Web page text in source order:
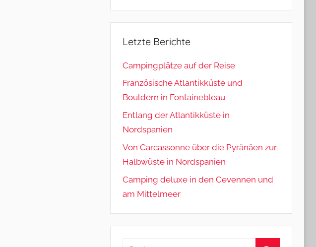
Letzte Berichte
Campingplätze auf der Reise
Französische Atlantikküste und
Bouldern in Fontainebleau
Entlang der Atlantikküste in
Nordspanien
Von Carcassonne über die Pyränäen zur
Halbwüste in Nordspanien
Camping deluxe in den Cevennen und
am Mittelmeer
Suchen